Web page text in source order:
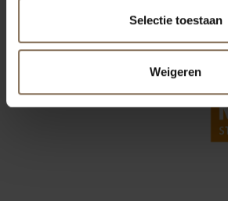
Selectie toestaan
Weigeren